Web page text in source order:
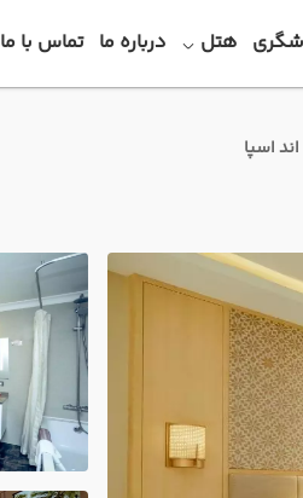
هتل درباره ما تماس با ما
اسپا